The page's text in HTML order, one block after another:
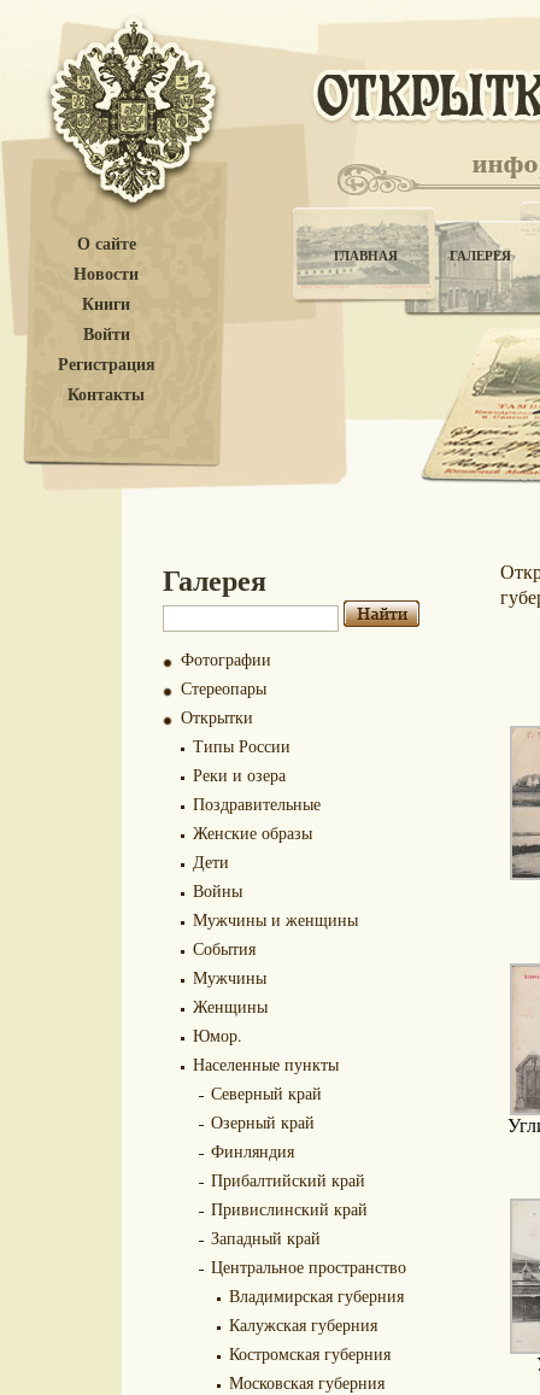
О сайте
Новости
Книги
Войти
Регистрация
Контакты
ГЛАВНАЯ ГАЛЕРЕЯ
Галерея
Фотографии
Стереопары
Открытки
Типы России
Реки и озера
Поздравительные
Женские образы
Дети
Войны
Мужчины и женщины
События
Мужчины
Женщины
Юмор.
Населенные пункты
Северный край
Озерный край
Финляндия
Прибалтийский край
Привислинский край
Западный край
Центральное пространство
Владимирская губерния
Калужская губерния
Костромская губерния
Московская губерния